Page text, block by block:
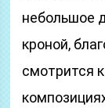
небольшое
кроной,
смотрится